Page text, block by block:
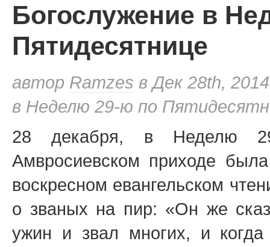
Богослужение в
Пятидесятнице
автор Ramzes в Дек 28th,
в Неделю 29-ю по
28 декабря, в Неделю
Амвросиевском приходе
воскресном евангельском
о званых на пир: «Он же
ужин и звал многих, и